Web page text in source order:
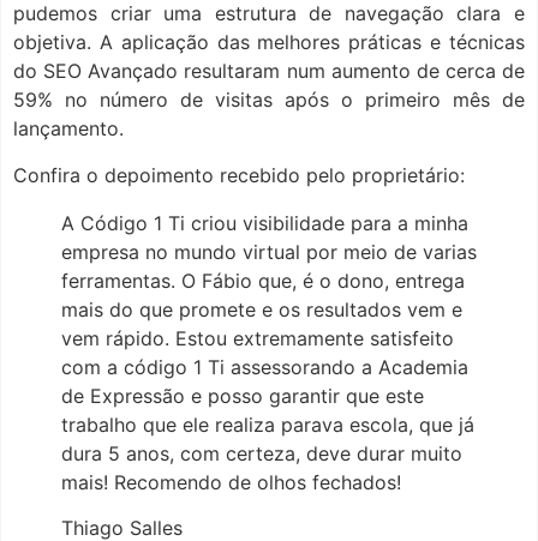
pudemos criar uma estrutura de navegação clara e
objetiva. A aplicação das melhores práticas e técnicas
do SEO Avançado resultaram num aumento de cerca de
59% no número de visitas após o primeiro mês de
lançamento.
Confira o depoimento recebido pelo proprietário:
A Código 1 Ti criou visibilidade para a minha
empresa no mundo virtual por meio de varias
ferramentas. O Fábio que, é o dono, entrega
mais do que promete e os resultados vem e
vem rápido. Estou extremamente satisfeito
com a código 1 Ti assessorando a Academia
de Expressão e posso garantir que este
trabalho que ele realiza parava escola, que já
dura 5 anos, com certeza, deve durar muito
mais! Recomendo de olhos fechados!
Thiago Salles